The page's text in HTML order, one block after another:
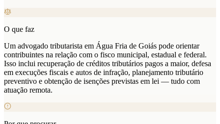
O que faz
Um advogado tributarista em Água Fria de Goiás pode orientar
contribuintes na relação com o fisco municipal, estadual e federal.
Isso inclui recuperação de créditos tributários pagos a maior, defesa
em execuções fiscais e autos de infração, planejamento tributário
preventivo e obtenção de isenções previstas em lei — tudo com
atuação remota.